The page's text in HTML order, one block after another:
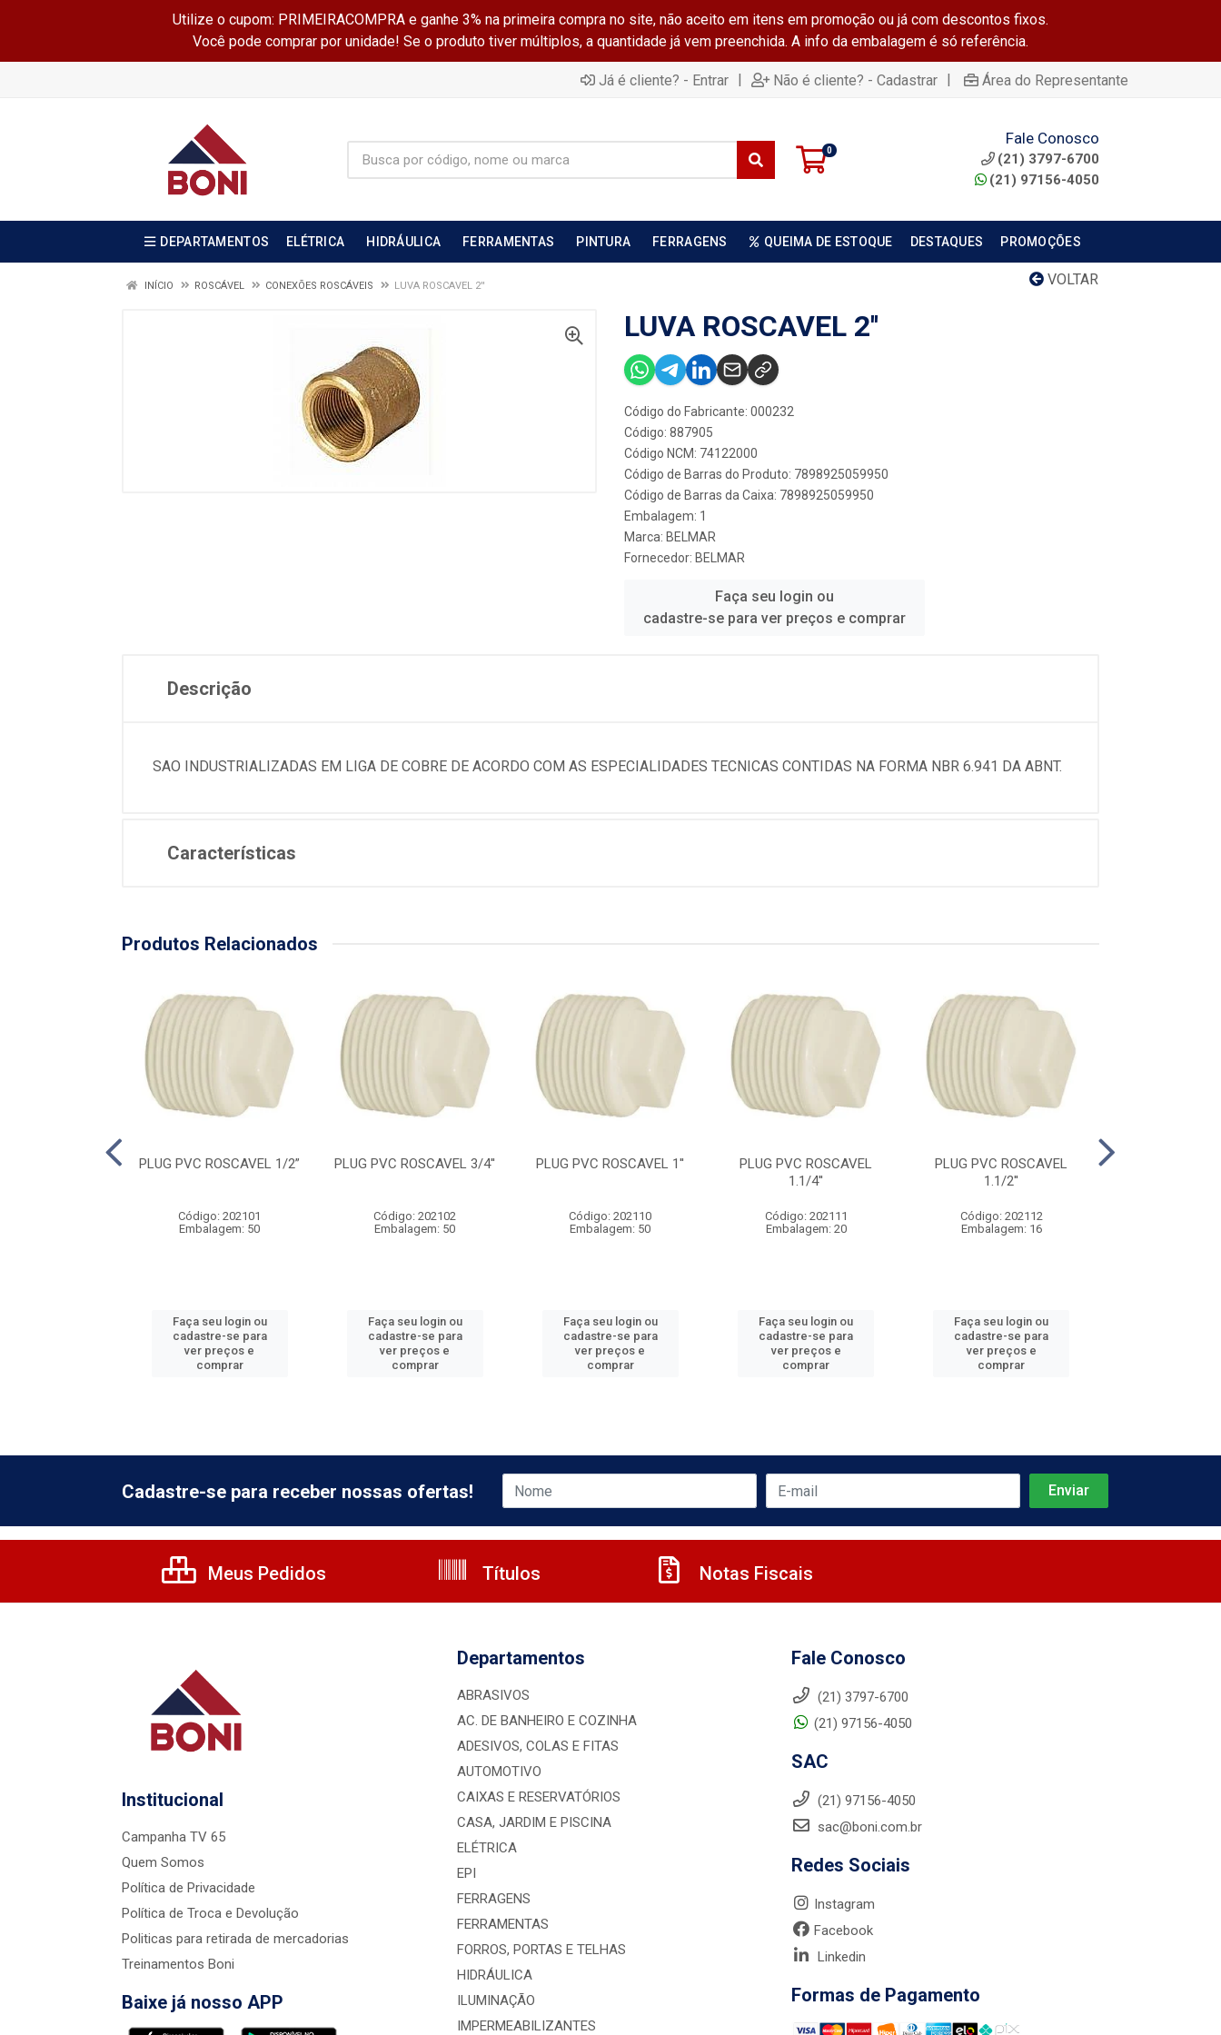
Utilize o cupom: PRIMEIRACOMPRA e ganhe 3% na primeira compra no site, não aceito em itens em promoção ou já com descontos fixos.
Você pode comprar por unidade! Se o produto tiver múltiplos, a quantidade já vem preenchida. A info da embalagem é só referência.
Já é cliente? - Entrar | Não é cliente? - Cadastrar | Área do Representante
0
Fale Conosco
(21) 3797-6700
(21) 97156-4050
DEPARTAMENTOS ELÉTRICA HIDRÁULICA FERRAMENTAS PINTURA FERRAGENS QUEIMA DE ESTOQUE DESTAQUES PROMOÇÕES
VOLTAR
INÍCIO ROSCÁVEL CONEXÕES ROSCÁVEIS LUVA ROSCAVEL 2''
LUVA ROSCAVEL 2''
Código do Fabricante: 000232
Código: 887905
Código NCM: 74122000
Código de Barras do Produto: 7898925059950
Código de Barras da Caixa: 7898925059950
Embalagem: 1
Marca: BELMAR
Fornecedor: BELMAR
Faça seu login ou
cadastre-se para ver preços e comprar
Descrição
SAO INDUSTRIALIZADAS EM LIGA DE COBRE DE ACORDO COM AS ESPECIALIDADES TECNICAS CONTIDAS NA FORMA NBR 6.941 DA ABNT.
Características
Produtos Relacionados
PLUG PVC ROSCAVEL 1/2”
Código: 202101
Embalagem: 50
Faça seu login ou
cadastre-se para
ver preços e
comprar
PLUG PVC ROSCAVEL 3/4''
Código: 202102
Embalagem: 50
Faça seu login ou
cadastre-se para
ver preços e
comprar
PLUG PVC ROSCAVEL 1''
Código: 202110
Embalagem: 50
Faça seu login ou
cadastre-se para
ver preços e
comprar
PLUG PVC ROSCAVEL
1.1/4''
Código: 202111
Embalagem: 20
Faça seu login ou
cadastre-se para
ver preços e
comprar
PLUG PVC ROSCAVEL
1.1/2''
Código: 202112
Embalagem: 16
Faça seu login ou
cadastre-se para
ver preços e
comprar
Cadastre-se para receber nossas ofertas!
Meus Pedidos Títulos Notas Fiscais
Institucional
Campanha TV 65
Quem Somos
Política de Privacidade
Política de Troca e Devolução
Politicas para retirada de mercadorias
Treinamentos Boni
Baixe já nosso APP
Departamentos
ABRASIVOS
AC. DE BANHEIRO E COZINHA
ADESIVOS, COLAS E FITAS
AUTOMOTIVO
CAIXAS E RESERVATÓRIOS
CASA, JARDIM E PISCINA
ELÉTRICA
EPI
FERRAGENS
FERRAMENTAS
FORROS, PORTAS E TELHAS
HIDRÁULICA
ILUMINAÇÃO
IMPERMEABILIZANTES
Fale Conosco
(21) 3797-6700
(21) 97156-4050
SAC
(21) 97156-4050
sac@boni.com.br
Redes Sociais
Instagram
Facebook
Linkedin
Formas de Pagamento